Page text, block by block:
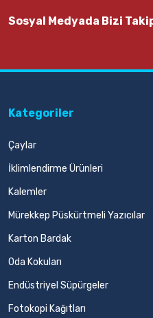
Sosyal Medyada Bizi
Kategoriler
Çaylar
İklimlendirme Ürünleri
Kalemler
Mürekkep Püskürtmeli Yazıcılar
Karton Bardak
Oda Kokuları
Endüstriyel Süpürgeler
Fotokopi Kağıtları